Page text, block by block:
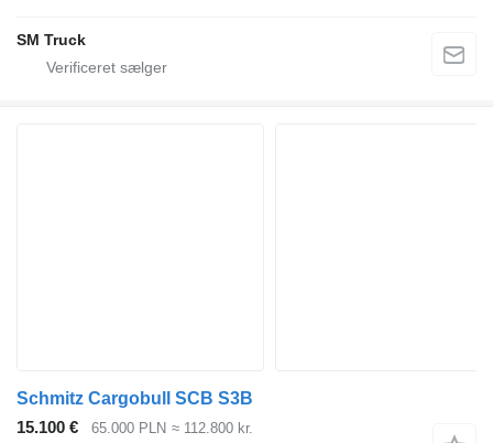
SM Truck
Schmitz Cargobull SCB S3B
15.100 €
65.000 PLN ≈ 112.800 kr.